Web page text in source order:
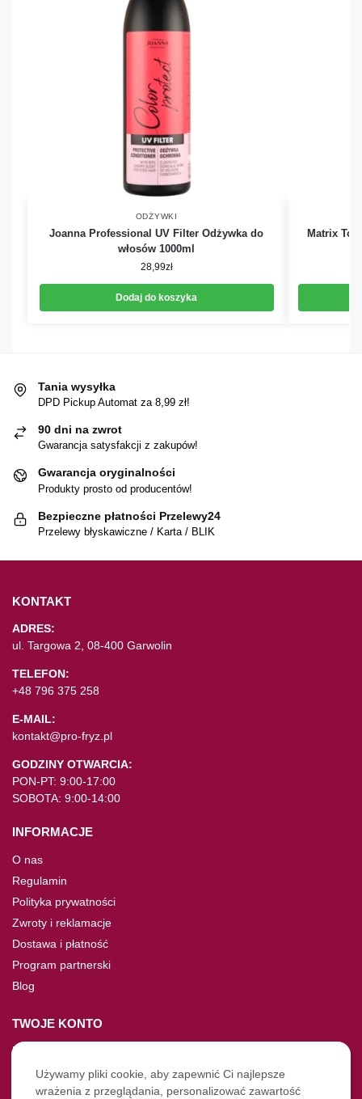
ODŻYWKI
Joanna Professional UV Filter Odżywka do
włosów 1000ml
28,99zł
Dodaj do koszyka
Matrix
Tania wysyłka
DPD Pickup Automat za 8,99 zł!
90 dni na zwrot
Gwarancja satysfakcji z zakupów!
Gwarancja oryginalności
Produkty prosto od producentów!
Bezpieczne płatności Przelewy24
Przelewy błyskawiczne / Karta / BLIK
KONTAKT
ADRES:
ul. Targowa 2, 08-400 Garwolin
TELEFON:
+48 796 375 258
E-MAIL:
kontakt@pro-fryz.pl
GODZINY OTWARCIA:
PON-PT: 9:00-17:00
SOBOTA: 9:00-14:00
INFORMACJE
O nas
Regulamin
Polityka prywatności
Zwroty i reklamacje
Dostawa i płatność
Program partnerski
Blog
TWOJE KONTO
Moje konto
Nie pamiętasz hasła?
Twoje zamówienia
Używamy pliki cookie, aby zapewnić Ci najlepsze
wrażenia z przeglądania, personalizować zawartość